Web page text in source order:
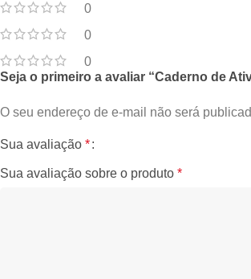
0
0
0
Seja o primeiro a avaliar “Caderno de
O seu endereço de e-mail não será
Sua avaliação *
Sua avaliação sobre o produto *